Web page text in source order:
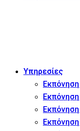
Υπηρεσίες